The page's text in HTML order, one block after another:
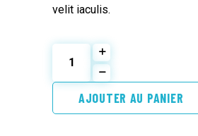
velit iaculis.
Headphones
quantity
AJOUTER AU PANIER